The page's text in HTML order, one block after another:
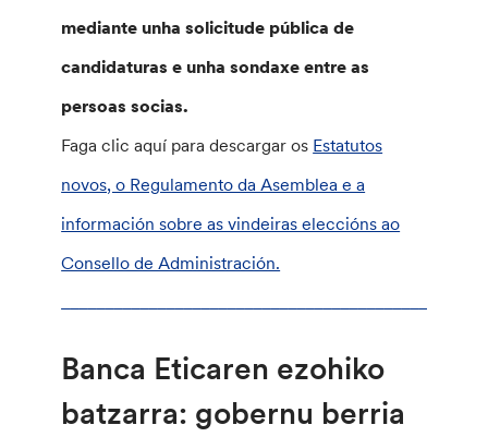
mediante unha solicitude pública de
candidaturas e unha sondaxe entre as
persoas socias.
Faga clic aquí para descargar os Estatutos
novos, o Regulamento da Asemblea e a
información sobre as vindeiras eleccións ao
Consello de Administración.
Banca Eticaren ezohiko
batzarra: gobernu berria